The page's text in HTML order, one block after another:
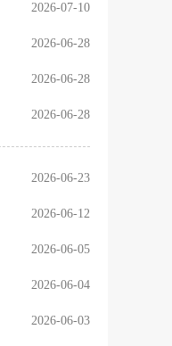
2026-07-10
2026-06-28
2026-06-28
2026-06-28
2026-06-23
2026-06-12
2026-06-05
2026-06-04
2026-06-03